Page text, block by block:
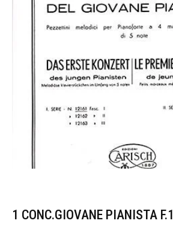
1 CONC.GIOVANE PIANISTA F.1